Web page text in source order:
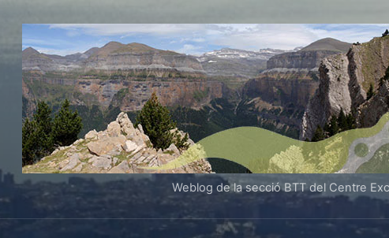
Weblog de la secció BTT del Centre